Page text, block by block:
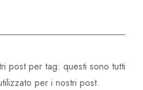
post per tag: questi sono tutti
per i nostri post.